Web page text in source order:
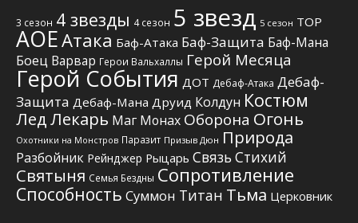
3 сезон 4 звезды 4 сезон 5 звезд 5 сезон TOP
АОЕАтака Баф-Атака Баф-Защита Баф-Мана
Боец Варвар Герои Вальхаллы Герой Месяца
Герой События ДОТ Дебаф-Атака Дебаф-
Защита Дебаф-Мана Друид Колдун Костюм
ЛедЛекарь Маг Монах Оборона Огонь
Охотники на Монстров Паразит Призыв Дюн Природа
Разбойник Рейнджер Рыцарь Связь Стихий
Святыня Семья Бездны Сопротивление
Способность Суммон Титан Тьма Церковник